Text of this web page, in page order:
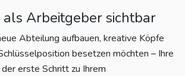
Arbeitgeber sichtbar
Abteilung aufbauen, kreative Köpfe
besetzen möchten – Ihre
erste Schritt zu Ihrem